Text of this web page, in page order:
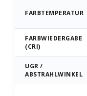
FARBTEMPERATUR
FARBWIEDERGABE
(CRI)
UGR /
ABSTRAHLWINKEL